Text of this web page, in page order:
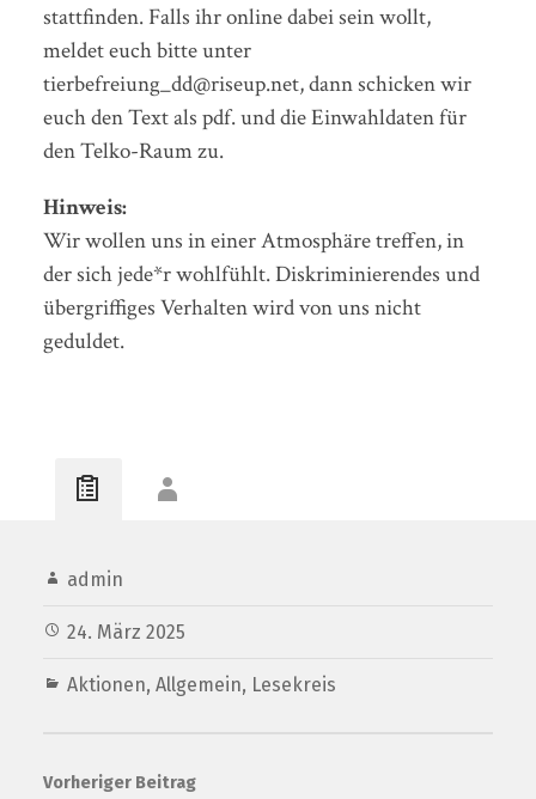
stattfinden. Falls ihr online dabei sein wollt,
meldet euch bitte unter
tierbefreiung_dd@riseup.net, dann schicken wir
euch den Text als pdf. und die Einwahldaten für
den Telko-Raum zu.
Hinweis:
Wir wollen uns in einer Atmosphäre treffen, in
der sich jede*r wohlfühlt. Diskriminierendes und
übergriffiges Verhalten wird von uns nicht
geduldet.
admin
24. März 2025
Aktionen, Allgemein, Lesekreis
Vorheriger Beitrag